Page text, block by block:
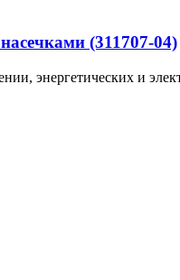
(311707-04)
энергетических и